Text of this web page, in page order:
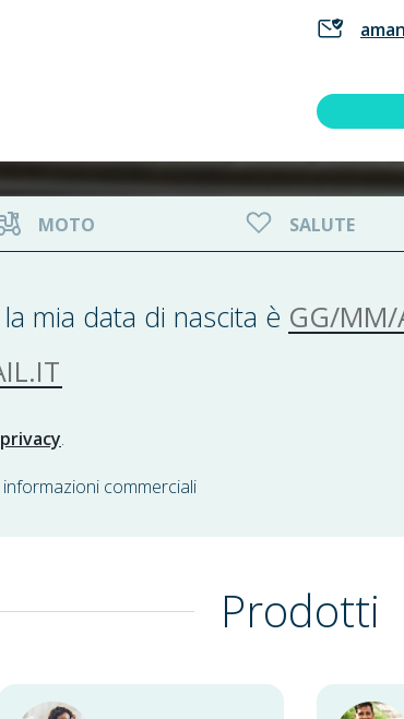
MOTO SALUTE
mia data di nascita èGG/MM/AAAA
.
commerciali
Prodotti